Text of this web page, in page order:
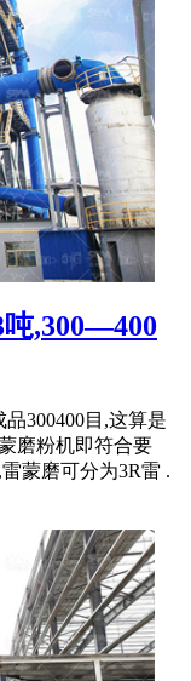
,300—400
300400目,这算是
磨粉机即符合要
蒙磨可分为3R雷 .